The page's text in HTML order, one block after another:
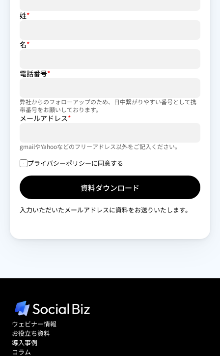
姓*
名*
電話番号*
弊社からのフォローアップのため、日中繋がりやすい番号として携
帯番号をお願いしております。
メールアドレス*
gmailやYahooなどのフリーアドレス以外をご記入ください。
プライバシーポリシーに同意する
資料ダウンロード
入力いただいたメールアドレスに資料をお送りいたします。
ウェビナー情報
お役立ち資料
導入事例
コラム